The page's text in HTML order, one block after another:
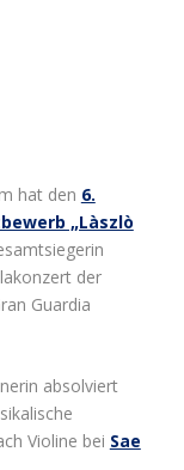
hat den 6.
„Làszlò
der
Guardia
absolviert
Violine bei Sae